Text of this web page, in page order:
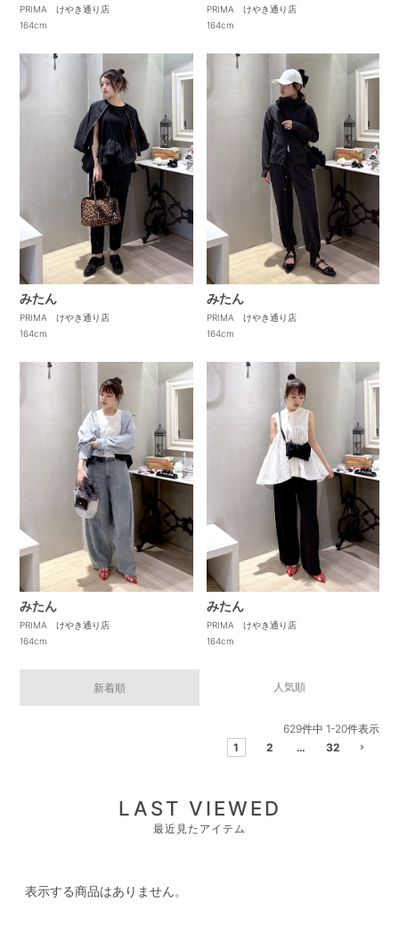
PRIMA けやき通り店
164cm
PRIMA けやき通り店
164cm
みたん
PRIMA けやき通り店
164cm
みたん
PRIMA けやき通り店
164cm
みたん
PRIMA けやき通り店
164cm
みたん
PRIMA けやき通り店
164cm
新着順 人気順
629件中 1-20件表示
1
2 … 32
LAST VIEWED
最近見たアイテム
表示する商品はありません。